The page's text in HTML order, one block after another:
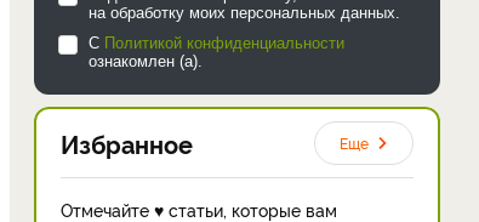
на обработку моих персональных данных.
С Политикой конфиденциальности
ознакомлен (а).
Избранное Еще
Отмечайте ♥ статьи, которые вам